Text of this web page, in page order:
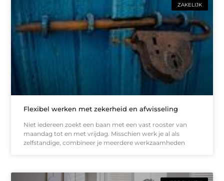
ZAKELIJK
Flexibel werken met zekerheid en afwisseling
Niet iedereen zoekt een baan met een vast rooster van
maandag tot en met vrijdag. Misschien werk je al als
zelfstandige, combineer je meerdere werkzaamheden